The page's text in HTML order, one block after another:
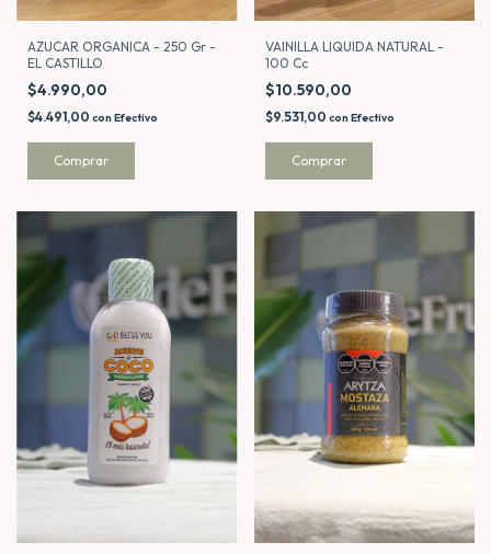
AZUCAR ORGANICA - 250 Gr -
EL CASTILLO
$4.990,00
$4.491,00 con Efectivo
VAINILLA LIQUIDA NATURAL -
100 Cc
$10.590,00
$9.531,00 con Efectivo